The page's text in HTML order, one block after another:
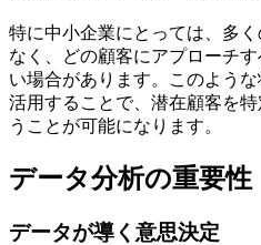
特に中小企業にとっては、多
なく、どの顧客にアプローチ
い場合があります。このよう
活用することで、潜在顧客を
うことが可能になります。
データ分析の重要性
データが導く意思決定